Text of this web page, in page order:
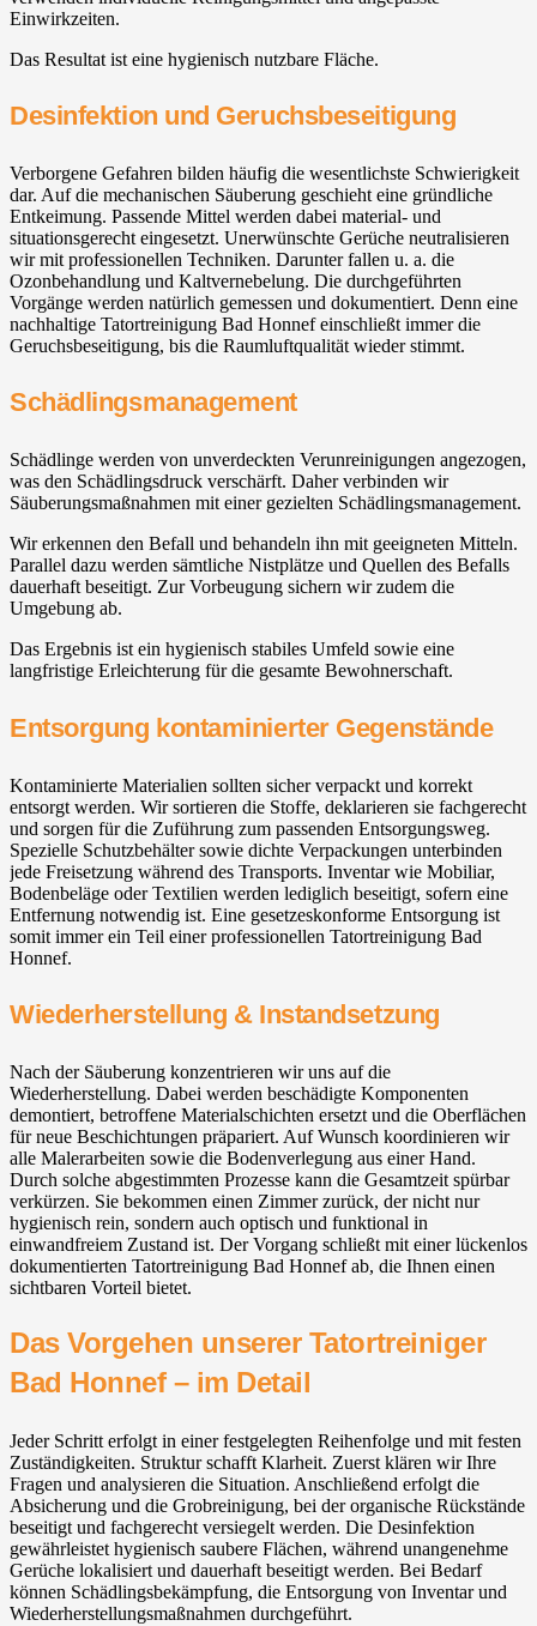
Einwirkzeiten.
Das Resultat ist eine hygienisch nutzbare Fläche.
Desinfektion und Geruchsbeseitigung
Verborgene Gefahren bilden häufig die wesentlichste Schwierigkeit
dar. Auf die mechanischen Säuberung geschieht eine gründliche
Entkeimung. Passende Mittel werden dabei material- und
situationsgerecht eingesetzt. Unerwünschte Gerüche neutralisieren
wir mit professionellen Techniken. Darunter fallen u. a. die
Ozonbehandlung und Kaltvernebelung. Die durchgeführten
Vorgänge werden natürlich gemessen und dokumentiert. Denn eine
nachhaltige Tatortreinigung Bad Honnef einschließt immer die
Geruchsbeseitigung, bis die Raumluftqualität wieder stimmt.
Schädlingsmanagement
Schädlinge werden von unverdeckten Verunreinigungen angezogen,
was den Schädlingsdruck verschärft. Daher verbinden wir
Säuberungsmaßnahmen mit einer gezielten Schädlingsmanagement.
Wir erkennen den Befall und behandeln ihn mit geeigneten Mitteln.
Parallel dazu werden sämtliche Nistplätze und Quellen des Befalls
dauerhaft beseitigt. Zur Vorbeugung sichern wir zudem die
Umgebung ab.
Das Ergebnis ist ein hygienisch stabiles Umfeld sowie eine
langfristige Erleichterung für die gesamte Bewohnerschaft.
Entsorgung kontaminierter Gegenstände
Kontaminierte Materialien sollten sicher verpackt und korrekt
entsorgt werden. Wir sortieren die Stoffe, deklarieren sie fachgerecht
und sorgen für die Zuführung zum passenden Entsorgungsweg.
Spezielle Schutzbehälter sowie dichte Verpackungen unterbinden
jede Freisetzung während des Transports. Inventar wie Mobiliar,
Bodenbeläge oder Textilien werden lediglich beseitigt, sofern eine
Entfernung notwendig ist. Eine gesetzeskonforme Entsorgung ist
somit immer ein Teil einer professionellen Tatortreinigung Bad
Honnef.
Wiederherstellung & Instandsetzung
Nach der Säuberung konzentrieren wir uns auf die
Wiederherstellung. Dabei werden beschädigte Komponenten
demontiert, betroffene Materialschichten ersetzt und die Oberflächen
für neue Beschichtungen präpariert. Auf Wunsch koordinieren wir
alle Malerarbeiten sowie die Bodenverlegung aus einer Hand.
Durch solche abgestimmten Prozesse kann die Gesamtzeit spürbar
verkürzen. Sie bekommen einen Zimmer zurück, der nicht nur
hygienisch rein, sondern auch optisch und funktional in
einwandfreiem Zustand ist. Der Vorgang schließt mit einer lückenlos
dokumentierten Tatortreinigung Bad Honnef ab, die Ihnen einen
sichtbaren Vorteil bietet.
Das Vorgehen unserer Tatortreiniger
Bad Honnef – im Detail
Jeder Schritt erfolgt in einer festgelegten Reihenfolge und mit festen
Zuständigkeiten. Struktur schafft Klarheit. Zuerst klären wir Ihre
Fragen und analysieren die Situation. Anschließend erfolgt die
Absicherung und die Grobreinigung, bei der organische Rückstände
beseitigt und fachgerecht versiegelt werden. Die Desinfektion
gewährleistet hygienisch saubere Flächen, während unangenehme
Gerüche lokalisiert und dauerhaft beseitigt werden. Bei Bedarf
können Schädlingsbekämpfung, die Entsorgung von Inventar und
Wiederherstellungsmaßnahmen durchgeführt.